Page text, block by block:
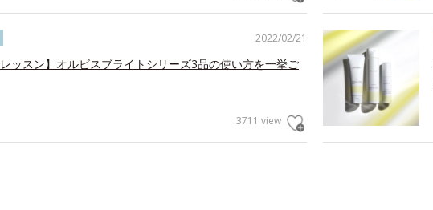
2022/02/21
レッスン】オルビスブライトシリーズ3品の使い方を一挙ご
3711 view